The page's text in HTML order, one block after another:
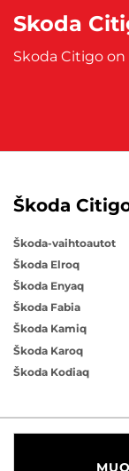
Skoda
Škoda
Škoda-vaihtoautot
Škoda Elroq
Škoda Enyaq
Škoda Fabia
Škoda Kamiq
Škoda Karoq
Škoda Kodiaq